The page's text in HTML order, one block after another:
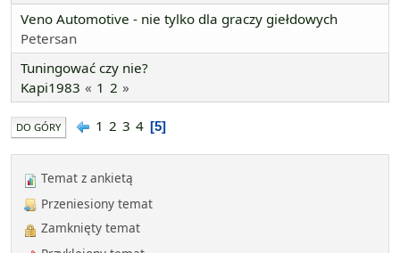
Veno Automotive - nie tylko dla graczy giełdowych
Petersan
Tuningować czy nie?
Kapi1983
1 2
DO GÓRY 1 2 3 4 5
Temat z ankietą
Przeniesiony temat
Zamknięty temat